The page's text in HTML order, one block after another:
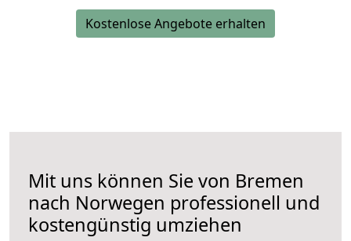
Kostenlose Angebote erhalten
Mit uns können Sie von Bremen
nach Norwegen professionell und
kostengünstig umziehen